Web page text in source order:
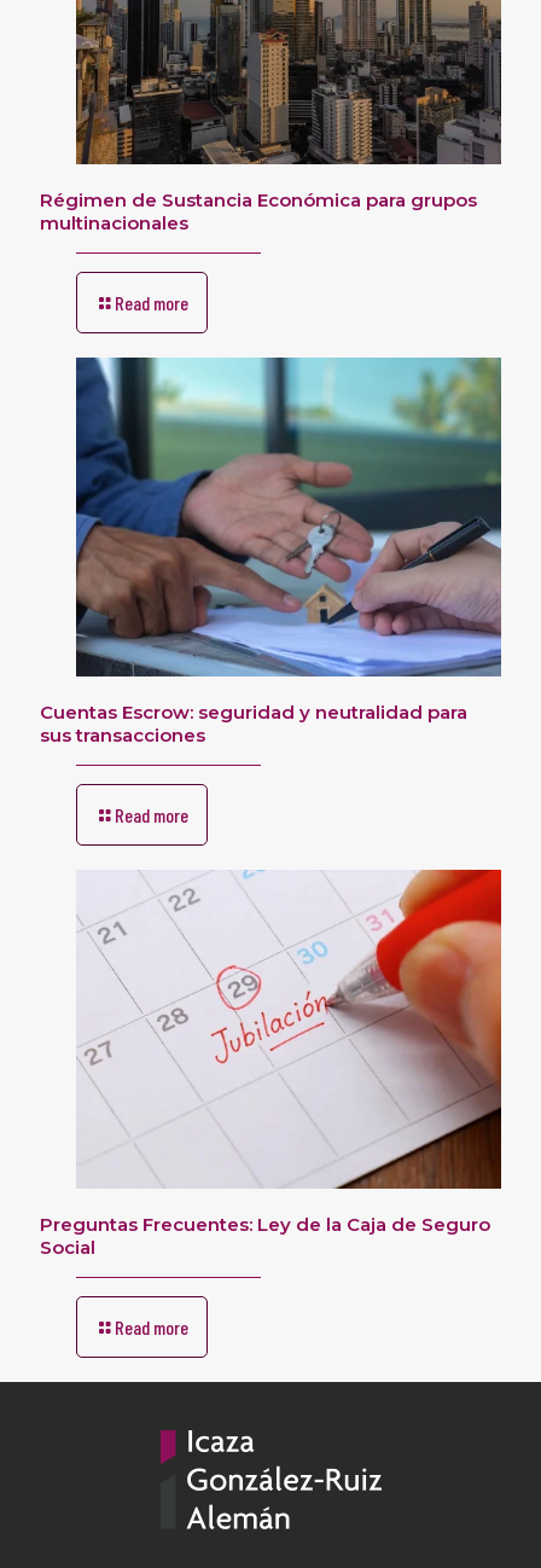
Régimen de Sustancia Económica para grupos
multinacionales
Read more
Cuentas Escrow: seguridad y neutralidad para
sus transacciones
Read more
Preguntas Frecuentes: Ley de la Caja de Seguro
Social
Read more